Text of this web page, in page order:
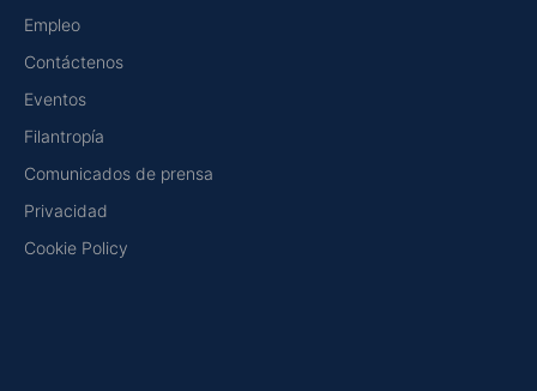
Empleo
Contáctenos
Eventos
Filantropía
Comunicados de prensa
Privacidad
Cookie Policy